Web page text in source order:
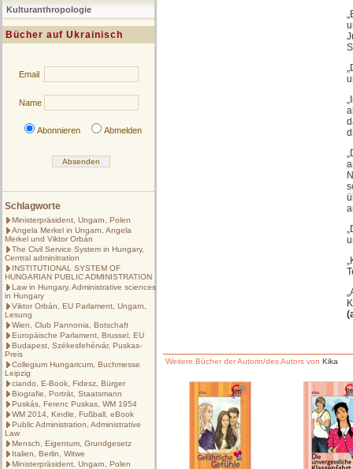
Kulturanthropologie
Bücher auf Ukrainisch
Email
Name
Abonnieren Abmelden
Schlagworte
Ministerpräsident, Ungarn, Polen
Angela Merkel in Ungarn, Angela
Merkel und Viktor Orbán
The Civil Service System in Hungary,
Central adminitration
INSTITUTIONAL SYSTEM OF
HUNGARIAN PUBLIC ADMINISTRATION
Law in Hungary, Administrative sciences
in Hungary
Viktor Orbán, EU Parlament, Ungarn,
Lesung
Wien, Club Pannonia, Botschaft
Europäische Parlament, Brussel, EU
Budapest, Székesfehérvár, Puskas-
Preis
Collegium Hungaricum, Buchmesse
Leipzig
ciando, E-Book, Fidesz, Bürger
Biografie, Porträt, Staatsmann
Puskás, Ferenc Puskas, WM 1954
WM 2014, Kindle, Fußball, eBook
Public Administration, Administrative
Law
Mensch, Eigentum, Grundgesetz
Italien, Berlin, Witwe
Ministerpräsident, Ungarn, Polen
Weitere Bücher der Autorin/des Autors von Kika